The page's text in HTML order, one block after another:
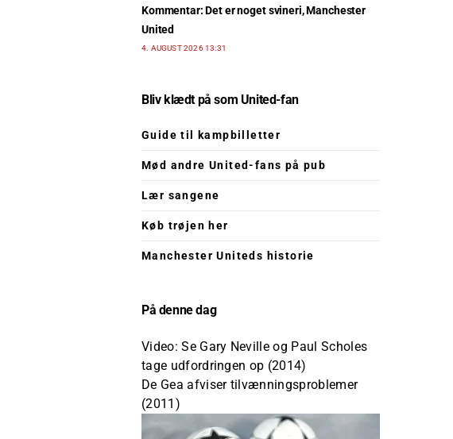
Kommentar: Det er noget svineri, Manchester
United
4. AUGUST 2026 13:31
Bliv klædt på som United-fan
Guide til kampbilletter
Mød andre United-fans på pub
Lær sangene
Køb trøjen her
Manchester Uniteds historie
På denne dag
Video: Se Gary Neville og Paul Scholes
tage udfordringen op (2014)
De Gea afviser tilvænningsproblemer
(2011)